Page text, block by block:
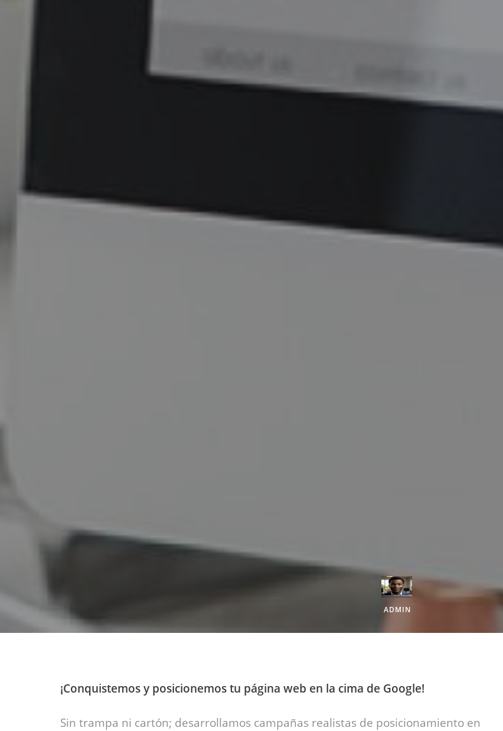
ADMIN
¡Conquistemos y posicionemos tu página web en la cima de Google!
Sin trampa ni cartón; desarrollamos campañas realistas de posicionamiento en